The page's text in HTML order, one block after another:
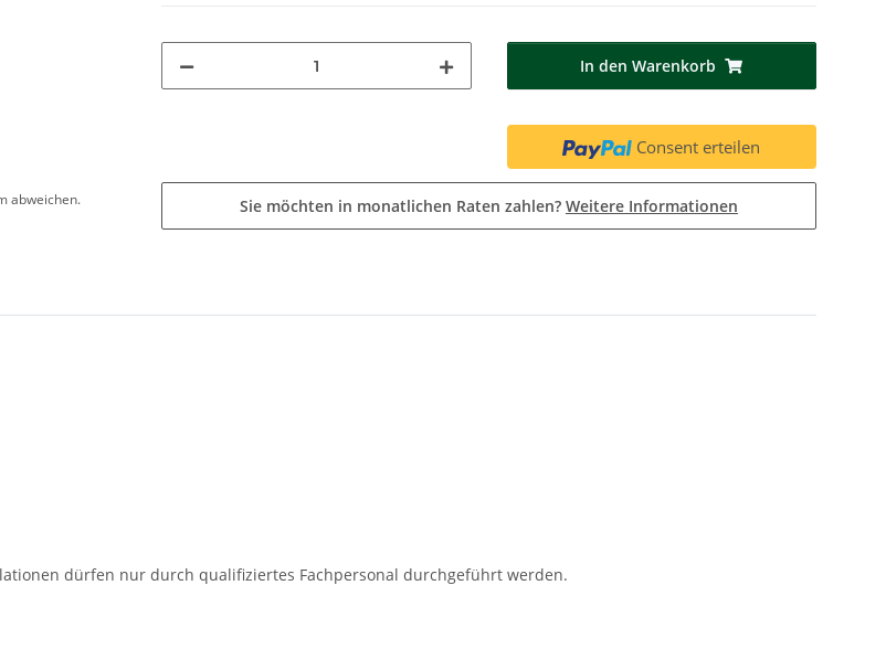
abweichen.
In den Warenkorb
Consent erteilen
Sie möchten in monatlichen Raten zahlen? Weitere Informationen
dürfen nur durch qualifiziertes Fachpersonal durchgeführt werden.